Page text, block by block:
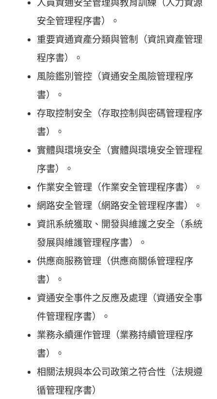
人員資通安全管理與教育訓練（人力資源
安全管理程序書）。
重要資通資產分類與管制（資訊資產管理
程序書）。
風險鑑別管控（資通安全風險管理程序
書）。
存取控制安全（存取控制與密碼管理程序
書）。
實體與環境安全（實體與環境安全管理程
序書）。
作業安全管理（作業安全管理程序書）。
網路安全管理（網路安全管理程序書）。
資訊系統獲取、開發與維護之安全（系統
發展與維護管理程序書）。
供應商服務管理（供應商關係管理程序
書）。
資通安全事件之反應及處理（資通安全事
件管理程序書）。
業務永續運作管理（業務持續管理程序
書）。
相關法規與本公司政策之符合性（法規遵
循管理程序書）